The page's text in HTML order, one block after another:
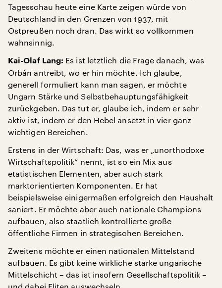
Tagesschau heute eine Karte zeigen würde von
Deutschland in den Grenzen von 1937, mit
Ostpreußen noch dran. Das wirkt so vollkommen
wahnsinnig.
Kai-Olaf Lang: Es ist letztlich die Frage danach, was
Orbán antreibt, wo er hin möchte. Ich glaube,
generell formuliert kann man sagen, er möchte
Ungarn Stärke und Selbstbehauptungsfähigkeit
zurückgeben. Das tut er, glaube ich, indem er sehr
aktiv ist, indem er den Hebel ansetzt in vier ganz
wichtigen Bereichen.
Erstens in der Wirtschaft: Das, was er „unorthodoxe
Wirtschaftspolitik“ nennt, ist so ein Mix aus
etatistischen Elementen, aber auch stark
marktorientierten Komponenten. Er hat
beispielsweise einigermaßen erfolgreich den Haushalt
saniert. Er möchte aber auch nationale Champions
aufbauen, also staatlich kontrollierte große
öffentliche Firmen in strategischen Bereichen.
Zweitens möchte er einen nationalen Mittelstand
aufbauen. Es gibt keine wirkliche starke ungarische
Mittelschicht – das ist insofern Gesellschaftspolitik –